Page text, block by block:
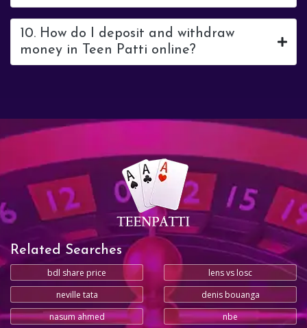
10. How do I deposit and withdraw
money in Teen Patti online?
Related Searches
bdl share price
lens vs losc
neville tata
denis bouanga
nasum ahmed
nbe